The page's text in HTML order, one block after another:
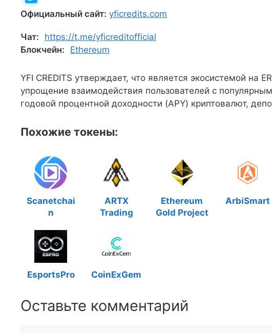
Официальный сайт: yficredits.com
Чат:
https://t.me/yficreditofficial
Блокчейн:
Ethereum
YFI CREDITS утверждает, что является экосистемой на
упрощение взаимодействия пользователей с
годовой процентной доходности (APY) криптовалют,
Похожие токены:
Scanetchai
n
ARTX
Trading
Ethereum
Gold Project
ArbiSmart
EsportsPro CoinExGem
Оставьте комментарий